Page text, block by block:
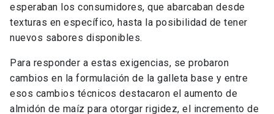
esperaban los consumidores, que abarcaban desde
texturas en específico, hasta la posibilidad de tener
nuevos sabores disponibles.
Para responder a estas exigencias, se probaron
cambios en la formulación de la galleta base y entre
esos cambios técnicos destacaron el aumento de
almidón de maíz para otorgar rigidez, el incremento de